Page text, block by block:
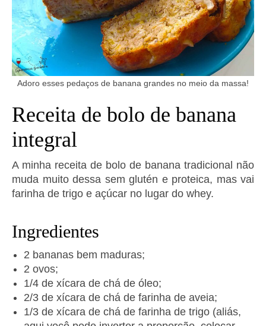
Adoro esses pedaços de banana grandes no meio da massa!
Receita de bolo de banana
integral
A minha receita de bolo de banana tradicional não
muda muito dessa sem glutén e proteica, mas vai
farinha de trigo e açúcar no lugar do whey.
Ingredientes
2 bananas bem maduras;
2 ovos;
1/4 de xícara de chá de óleo;
2/3 de xícara de chá de farinha de aveia;
1/3 de xícara de chá de farinha de trigo (aliás,